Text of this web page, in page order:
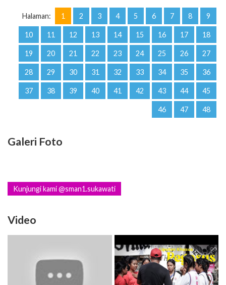
Halaman: 1 2 3 4 5 6 7 8 9
10 11 12 13 14 15 16 17 18
19 20 21 22 23 24 25 26 27
28 29 30 31 32 33 34 35 36
37 38 39 40 41 42 43 44 45
46 47 48
Galeri Foto
Kunjungi kami @sman1.sukawati
Video